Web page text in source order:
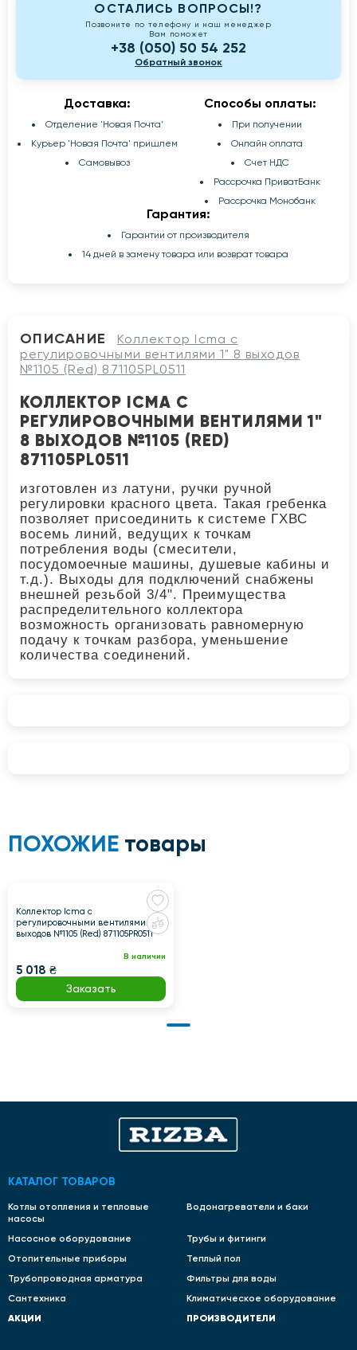
ОСТАЛИСЬ ВОПРОСЫ!?
Позвоните по телефону и наш менеджер
Вам поможет
+38 (050) 50 54 252
Обратный звонок
Доставка:
Отделение 'Новая Почта'
Курьер 'Новая Почта' пришлем
Самовывоз
Способы оплаты:
При получении
Онлайн оплата
Счет НДС
Рассрочка ПриватБанк
Рассрочка Монобанк
Гарантия:
Гарантии от производителя
14 дней в замену товара или возврат товара
ОПИСАНИЕ
Коллектор Icma с
регулировочными вентилями 1" 8 выходов
№1105 (Red) 871105PL0511
КОЛЛЕКТОР ICMA С
РЕГУЛИРОВОЧНЫМИ ВЕНТИЛЯМИ 1"
8 ВЫХОДОВ №1105 (RED)
871105PL0511
изготовлен из латуни, ручки ручной
регулировки красного цвета. Такая гребенка
позволяет присоединить к системе ГХВС
восемь линий, ведущих к точкам
потребления воды (смесители,
посудомоечные машины, душевые кабины и
т.д.). Выходы для подключений снабжены
внешней резьбой 3/4". Преимущества
распределительного коллектора
возможность организовать равномерную
подачу к точкам разбора, уменьшение
количества соединений.
ПОХОЖИЕ товары
Коллектор Icma с
регулировочными вентилями 1" 7
выходов №1105 (Red) 871105PR0511
В наличии
5 018 ₴
Заказать
КАТАЛОГ ТОВАРОВ
Котлы отопления и тепловые
насосы
Водонагреватели и баки
Насосное оборудование
Трубы и фитинги
Отопительные приборы
Теплый пол
Трубопроводная арматура
Фильтры для воды
Сантехника
Климатическое оборудование
АКЦИИ ПРОИЗВОДИТЕЛИ